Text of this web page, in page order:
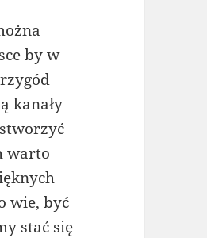
by w
kanały
warto
wie, być
stać się